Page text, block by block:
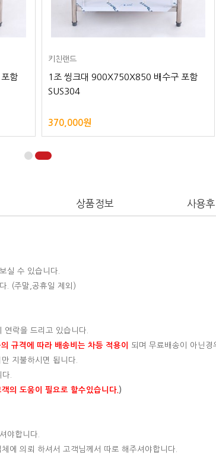
함
키친랜드
1조 씽크대 900X750X850 배수구 포함
SUS304
370,000원
상품정보 사용후
실 수 있습니다.
. (주말,공휴일 제외)
락을 드리고 있습니다.
규격에 따라 배송비는 차등 적용이 되며 무료배송이 아닌경
지불하시면 됩니다.
.
의 도움이 필요로 할수있습니다. )
야합니다.
에 의뢰 하셔서 고객님께서 따로 해주셔야합니다.